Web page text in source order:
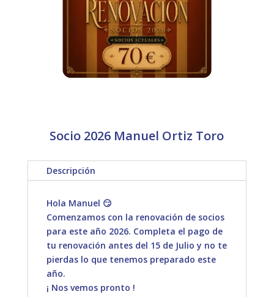
Socio 2026 Manuel Ortiz Toro
Descripción
Hola Manuel 😏
Comenzamos con la renovación de socios
para este año 2026. Completa el pago de
tu renovación antes del 15 de Julio y no te
pierdas lo que tenemos preparado este
año.
¡ Nos vemos pronto !